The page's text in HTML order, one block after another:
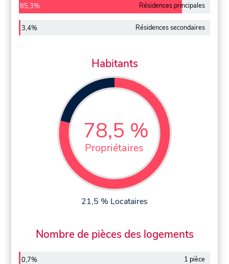
85,3% Résidences principales
3,4% Résidences secondaires
Habitants
78,5 %
Propriétaires
21,5 % Locataires
Nombre de pièces des logements
0,7% 1 pièce